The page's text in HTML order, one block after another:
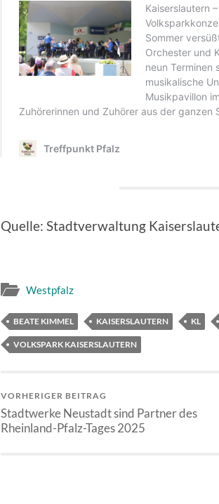
Quelle: Stadtverwaltung
Westpfalz
BEATE KIMMEL KAISERSLAUTERN KL
VOLKSPARK KAISERSLAUTERN
VORHERIGER BEITRAG
Stadtwerke Neustadt sind Partner des
Rheinland-Pfalz-Tages 2025